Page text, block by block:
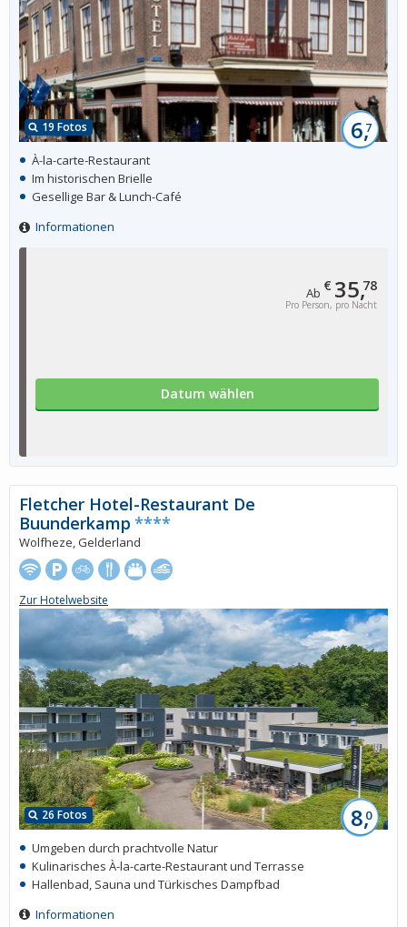
Ab € 35,78
Pro Person, pro Nacht
Datum wählen
19 Fotos 6,7
À-la-carte-Restaurant
Im historischen Brielle
Gesellige Bar & Lunch-Café
Informationen
26 Fotos 8,0
Fletcher Hotel-Restaurant De
Buunderkamp ****
Wolfheze, Gelderland
Zur Hotelwebsite
Umgeben durch prachtvolle Natur
Kulinarisches À-la-carte-Restaurant und Terrasse
Hallenbad, Sauna und Türkisches Dampfbad
Informationen